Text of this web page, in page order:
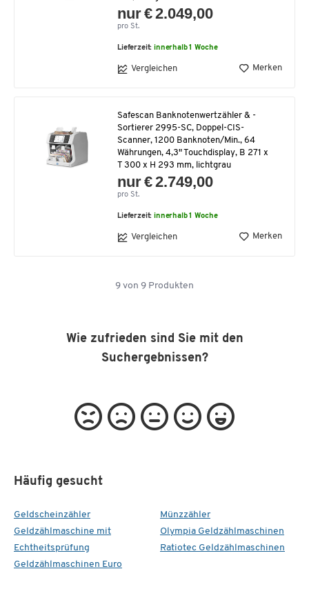
nur € 2.049,00
pro St.
Lieferzeit:innerhalb 1 Woche
Vergleichen Merken
Safescan Banknotenwertzähler & -
Sortierer 2995-SC, Doppel-CIS-
Scanner, 1200 Banknoten/Min., 64
Währungen, 4,3" Touchdisplay, B 271 x
T 300 x H 293 mm, lichtgrau
nur € 2.749,00
pro St.
Lieferzeit:innerhalb 1 Woche
Vergleichen Merken
9 von 9 Produkten
Wie zufrieden sind Sie mit den
Suchergebnissen?
Häufig gesucht
Geldscheinzähler
Geldzählmaschine mit
Echtheitsprüfung
Geldzählmaschinen Euro
Münzzähler
Olympia Geldzählmaschinen
Ratiotec Geldzählmaschinen